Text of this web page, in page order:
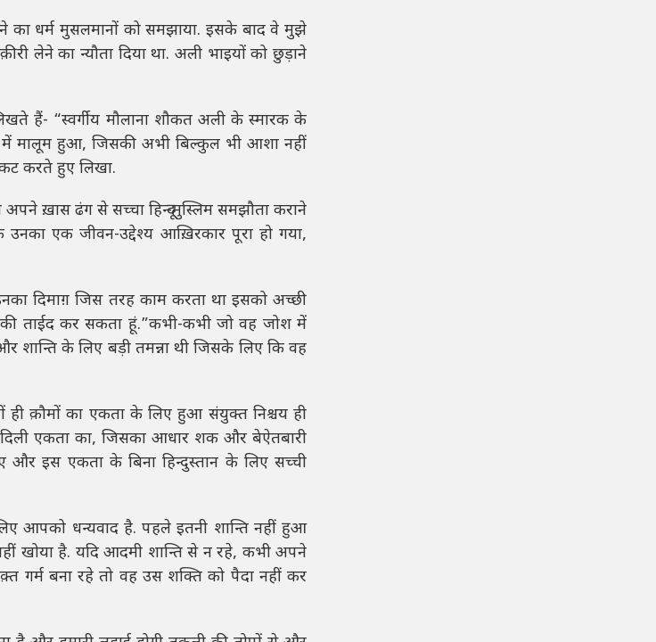
का धर्म मुसलमानों को समझाया. इसके बाद वे मुझे
लेने का न्यौता दिया था. अली भाइयों को छुड़ाने
हैं- “स्वर्गीय मौलाना शौकत अली के स्मारक के
में मालूम हुआ, जिसकी अभी बिल्कुल भी आशा नहीं
करते हुए लिखा.
ख़ास ढंग से सच्चा हिन्दू-मुस्लिम समझौता कराने
एक जीवन-उद्देश्य आख़िरकार पूरा हो गया,
दिमाग़ जिस तरह काम करता था इसको अच्छी
ताईद कर सकता हूं.”कभी-कभी जो वह जोश में
के लिए बड़ी तमन्ना थी जिसके लिए कि वह
ही क़ौमों का एकता के लिए हुआ संयुक्त निश्चय ही
दिली एकता का, जिसका आधार शक और बेऐतबारी
और इस एकता के बिना हिन्दुस्तान के लिए सच्ची
आपको धन्यवाद है. पहले इतनी शान्ति नहीं हुआ
खोया है. यदि आदमी शान्ति से न रहे, कभी अपने
गर्म बना रहे तो वह उस शक्ति को पैदा नहीं कर